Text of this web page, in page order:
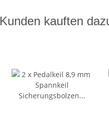
Kunden kauften